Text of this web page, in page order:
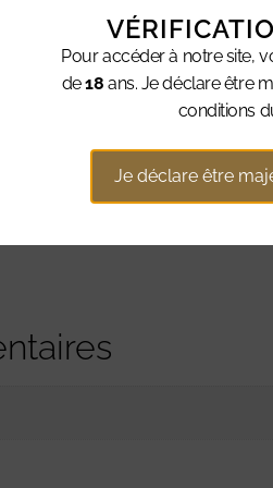
rouges grillées, des plats
qualité supérieure, le Sainte-
Pour accéder à notre site,
de18 ans. Je déclare être
conditions
Je déclare être